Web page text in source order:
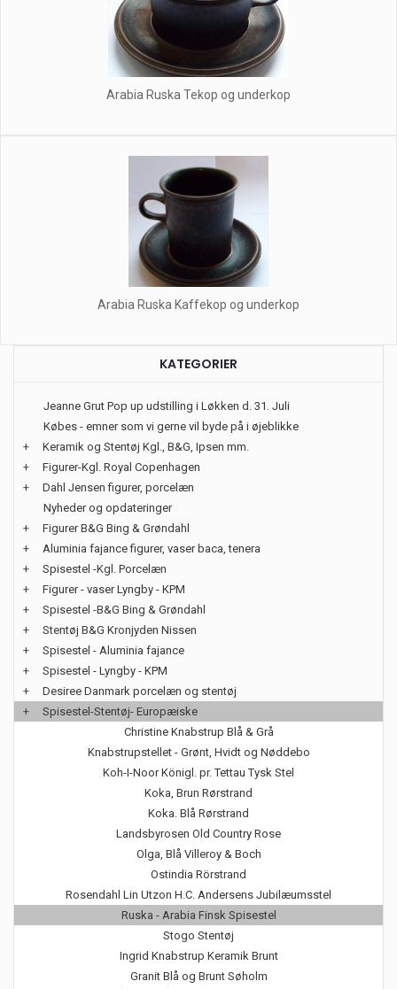
Arabia Ruska Tekop og underkop
Arabia Ruska Kaffekop og underkop
KATEGORIER
Jeanne Grut Pop up udstilling i Løkken d. 31. Juli
Købes - emner som vi gerne vil byde på i øjeblikke
+
Keramik og Stentøj Kgl., B&G, Ipsen mm.
+
Figurer-Kgl. Royal Copenhagen
+
Dahl Jensen figurer, porcelæn
Nyheder og opdateringer
+
Figurer B&G Bing & Grøndahl
+
Aluminia fajance figurer, vaser baca, tenera
+
Spisestel -Kgl. Porcelæn
+
Figurer - vaser Lyngby - KPM
+
Spisestel -B&G Bing & Grøndahl
+
Stentøj B&G Kronjyden Nissen
+
Spisestel - Aluminia fajance
+
Spisestel - Lyngby - KPM
+
Desiree Danmark porcelæn og stentøj
+
Spisestel-Stentøj- Europæiske
Christine Knabstrup Blå & Grå
Knabstrupstellet - Grønt, Hvidt og Nøddebo
Koh-I-Noor Königl. pr. Tettau Tysk Stel
Koka, Brun Rørstrand
Koka. Blå Rørstrand
Landsbyrosen Old Country Rose
Olga, Blå Villeroy & Boch
Ostindia Rörstrand
Rosendahl Lin Utzon H.C. Andersens Jubilæumsstel
Ruska - Arabia Finsk Spisestel
Stogo Stentøj
Ingrid Knabstrup Keramik Brunt
Granit Blå og Brunt Søholm